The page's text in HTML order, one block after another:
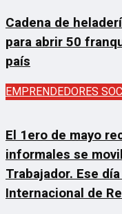
Cadena de
para abrir 50
país
EMPRENDEDORES
El 1ero de mayo
informales se
Trabajador. Ese
Internacional de